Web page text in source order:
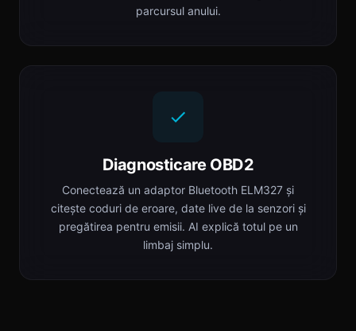
parcursul anului.
Diagnosticare OBD2
Conectează un adaptor Bluetooth ELM327 și
citește coduri de eroare, date live de la senzori și
pregătirea pentru emisii. AI explică totul pe un
limbaj simplu.